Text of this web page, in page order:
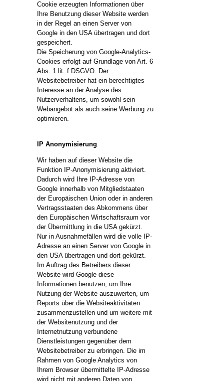
Cookie erzeugten Informationen über
Ihre Benutzung dieser Website werden
in der Regel an einen Server von
Google in den USA übertragen und dort
gespeichert.
Die Speicherung von Google-Analytics-
Cookies erfolgt auf Grundlage von Art. 6
Abs. 1 lit. f DSGVO. Der
Websitebetreiber hat ein berechtigtes
Interesse an der Analyse des
Nutzerverhaltens, um sowohl sein
Webangebot als auch seine Werbung zu
optimieren.
IP Anonymisierung
Wir haben auf dieser Website die
Funktion IP-Anonymisierung aktiviert.
Dadurch wird Ihre IP-Adresse von
Google innerhalb von Mitgliedstaaten
der Europäischen Union oder in anderen
Vertragsstaaten des Abkommens über
den Europäischen Wirtschaftsraum vor
der Übermittlung in die USA gekürzt.
Nur in Ausnahmefällen wird die volle IP-
Adresse an einen Server von Google in
den USA übertragen und dort gekürzt.
Im Auftrag des Betreibers dieser
Website wird Google diese
Informationen benutzen, um Ihre
Nutzung der Website auszuwerten, um
Reports über die Websiteaktivitäten
zusammenzustellen und um weitere mit
der Websitenutzung und der
Internetnutzung verbundene
Dienstleistungen gegenüber dem
Websitebetreiber zu erbringen. Die im
Rahmen von Google Analytics von
Ihrem Browser übermittelte IP-Adresse
wird nicht mit anderen Daten von